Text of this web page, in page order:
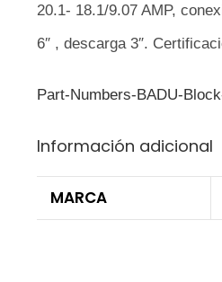
20.1- 18.1/9.07 AMP,
6″ , descarga 3″.
Part-Numbers-BADU-
Información adicional
MARCA